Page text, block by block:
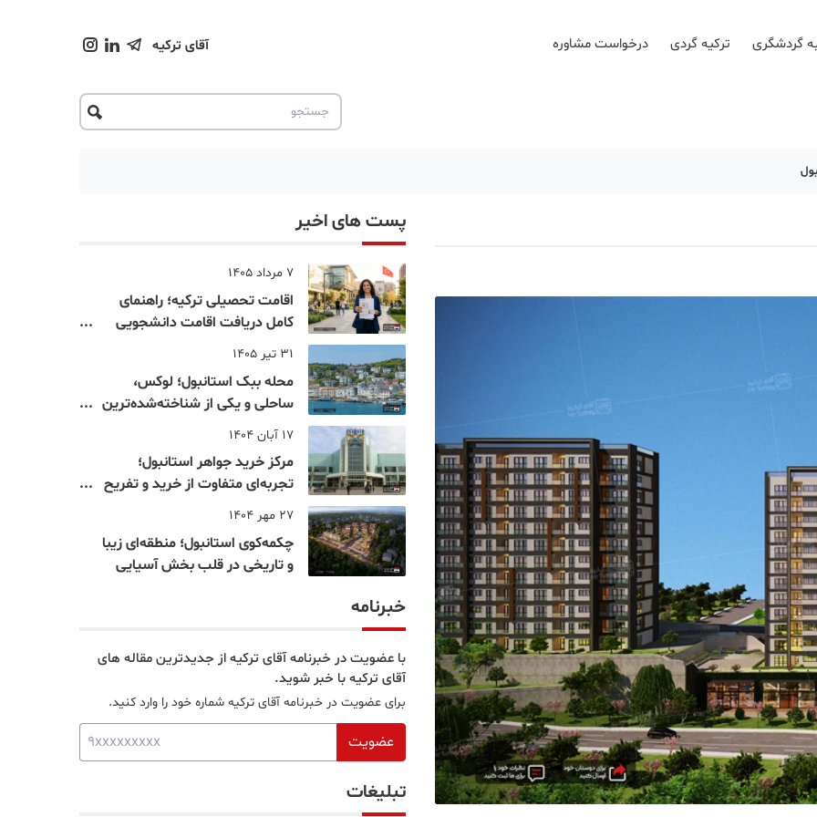
گردشگری ترکیه گردی درخواست مشاوره آقای ترکیه
پست های اخیر
7 مرداد 1405
اقامت تحصیلی ترکیه؛ راهنمای
کامل دریافت اقامت دانشجویی
ترکیه در سال ۲۰۲۶
31 تیر 1405
محله ببک استانبول؛ لوکس،
ساحلی و یکی از شناخته‌شده‌ترین
نقاط بسفر
17 آبان 1404
مرکز خرید جواهر استانبول؛
تجربه‌ای متفاوت از خرید و تفریح
در قلب استانبول
27 مهر 1404
چکمه‌کوی استانبول؛ منطقه‌ای زیبا
و تاریخی در قلب بخش آسیایی
خبرنامه
با عضویت در خبرنامه آقای ترکیه از جدیدترین مقاله های
آقای ترکیه با خبر شوید.
برای عضویت در خبرنامه آقای ترکیه شماره خود را وارد کنید.
عضویت
تبلیغات